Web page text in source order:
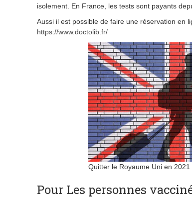
isolement. En France, les tests sont payants
Aussi il est possible de faire une réservation en
https://www.doctolib.fr/
Quitter le Royaume Uni en 2021
Pour Les personnes